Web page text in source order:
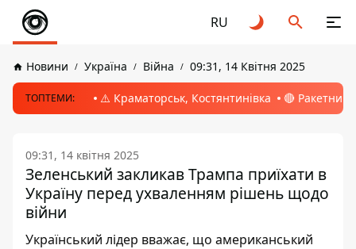
RU
Новини Україна Війна 09:31, 14 Квітня 2025
ТОПТЕМИ: ⚠️ Краматорськ, Костянтинівка 🔴 Ракетний
09:31, 14 квітня 2025
Зеленський закликав Трампа приїхати в
Україну перед ухваленням рішень щодо
війни
Український лідер вважає, що американський